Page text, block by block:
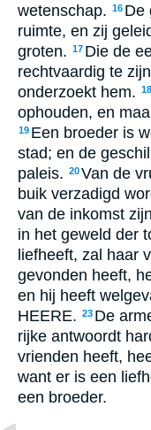
wetenschap. 16 De
ruimte, en zij
groten. 17 Die de
rechtvaardig te
onderzoekt hem. 18
ophouden, en
19 Een broeder is
stad; en de
paleis. 20Van de
buik verzadigd
van de inkomst
in het geweld der
liefheeft, zal haar
gevonden heeft,
en hij heeft
HEERE. 23 De
rijke antwoordt
vrienden heeft,
want er is een
een broeder.